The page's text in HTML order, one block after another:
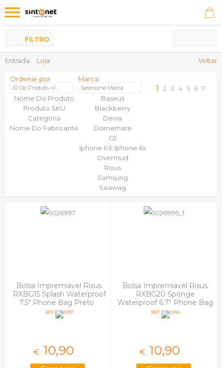
Produtos
Entrada Loja Voltar
FILTRO
Ordenar por
ID Do Produto +/-
Nome Do Produto
Produto SKU
Categoria
Nome Do Fabricante
Marca:
Selecione Marca
Baseus
Blackberry
Devia
Domemare
Gt
Iphone 6 E Iphone 6s
Overmud
Rixus
Samsung
Seawag
Universais
1 2 3 4 5 6 7
Bolsa Impremiavel Rixus
RXBG15 Splash Waterproof
7.5" Phone Bag Preto
REF: 5026997
€ 10,90
Bolsa Impremiavel Rixus
RXBG20 Sponge
Waterproof 6.7" Phone Bag
Preto
REF: 5026996
€ 10,90